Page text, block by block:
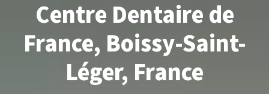
Centre Dentaire de
France, Boissy-Saint-
Léger, France